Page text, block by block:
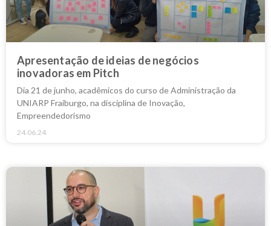
Apresentação de ideias de negócios
inovadoras em Pitch
Dia 21 de junho, acadêmicos do curso de Administração da
UNIARP Fraiburgo, na disciplina de Inovação,
Empreendedorismo
24.06.24